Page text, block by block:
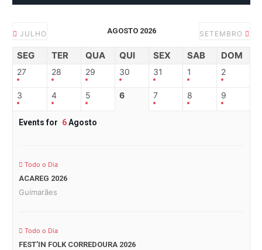
JULHO AGOSTO 2026 SETEMBRO
SEG TER QUA QUI SEX SAB DOM
27 28 29 30 31 1 2
3 4 5 6 7 8 9
Events for 6Agosto
Todo o Dia
ACAREG 2026
Guimarães
Todo o Dia
FEST’IN FOLK CORREDOURA 2026